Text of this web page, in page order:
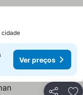
cidade
Ver preços